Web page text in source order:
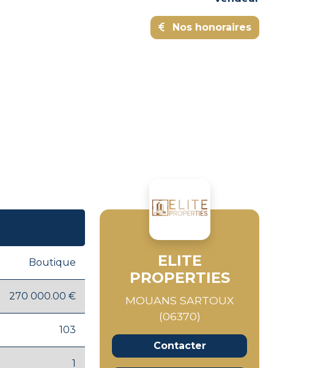
Nos honoraires
Boutique
270 000.00 €
103
1
ELITE
PROPERTIES
MOUANS SARTOUX
(06370)
Contacter